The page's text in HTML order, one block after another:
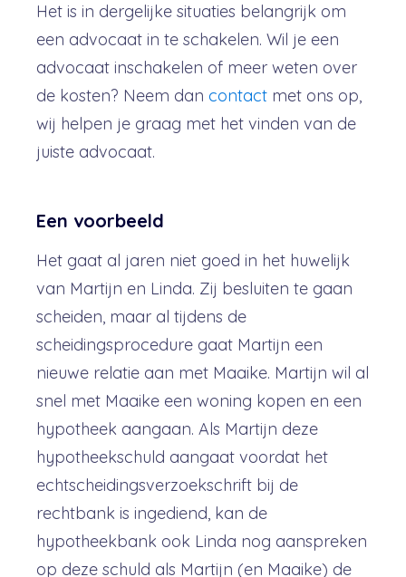
Het is in dergelijke situaties belangrijk om
een advocaat in te schakelen. Wil je een
advocaat inschakelen of meer weten over
de kosten? Neem dan contact met ons op,
wij helpen je graag met het vinden van de
juiste advocaat.
Een voorbeeld
Het gaat al jaren niet goed in het huwelijk
van Martijn en Linda. Zij besluiten te gaan
scheiden, maar al tijdens de
scheidingsprocedure gaat Martijn een
nieuwe relatie aan met Maaike. Martijn wil al
snel met Maaike een woning kopen en een
hypotheek aangaan. Als Martijn deze
hypotheekschuld aangaat voordat het
echtscheidingsverzoekschrift bij de
rechtbank is ingediend, kan de
hypotheekbank ook Linda nog aanspreken
op deze schuld als Martijn (en Maaike) de